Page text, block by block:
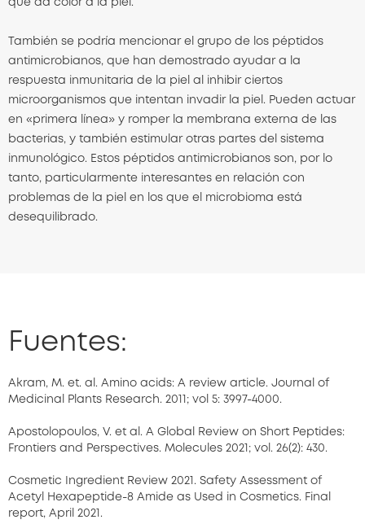
que da color a la piel.
También se podría mencionar el grupo de los péptidos
antimicrobianos, que han demostrado ayudar a la
respuesta inmunitaria de la piel al inhibir ciertos
microorganismos que intentan invadir la piel. Pueden actuar
en «primera línea» y romper la membrana externa de las
bacterias, y también estimular otras partes del sistema
inmunológico. Estos péptidos antimicrobianos son, por lo
tanto, particularmente interesantes en relación con
problemas de la piel en los que el microbioma está
desequilibrado.
Fuentes:
Akram, M. et. al. Amino acids: A review article. Journal of
Medicinal Plants Research. 2011; vol 5: 3997-4000.
Apostolopoulos, V. et al. A Global Review on Short Peptides:
Frontiers and Perspectives. Molecules 2021; vol. 26(2): 430.
Cosmetic Ingredient Review 2021. Safety Assessment of
Acetyl Hexapeptide-8 Amide as Used in Cosmetics. Final
report, April 2021.